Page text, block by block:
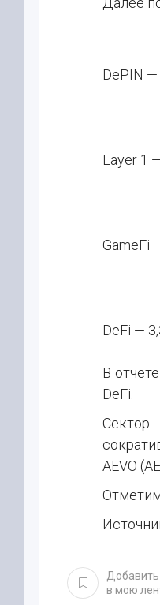
DePIN —
Layer 1
GameFi
DeFi —
В
DeFi.
Сектор
AEVO
Добавить
в мою